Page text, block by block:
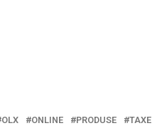
OLX ONLINE PRODUSE
TAXE